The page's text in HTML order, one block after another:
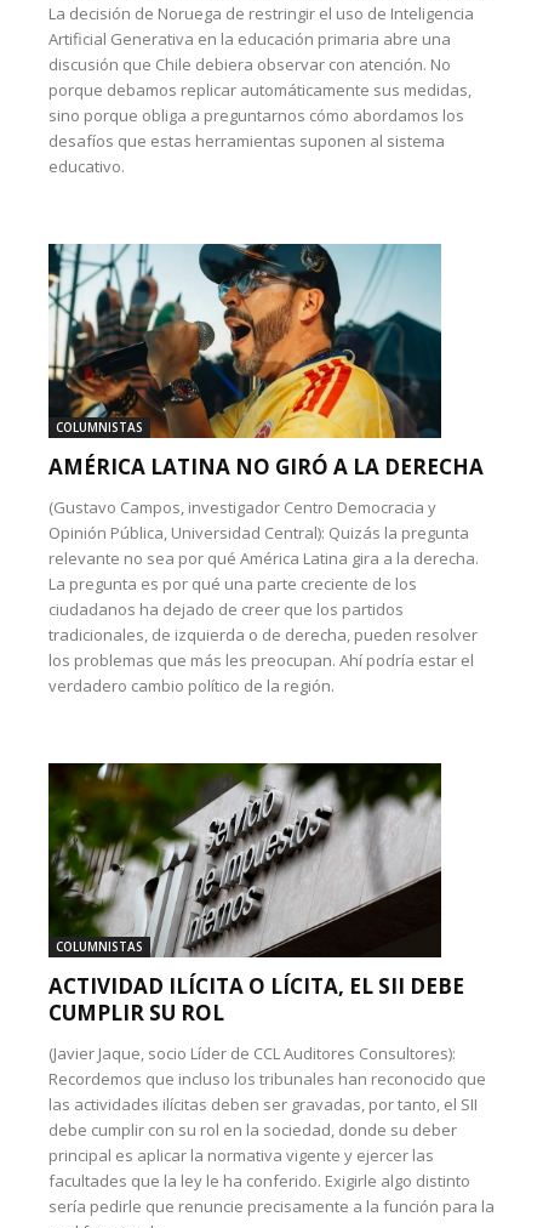
La decisión de Noruega de restringir el uso de Inteligencia
Artificial Generativa en la educación primaria abre una
discusión que Chile debiera observar con atención. No
porque debamos replicar automáticamente sus medidas,
sino porque obliga a preguntarnos cómo abordamos los
desafíos que estas herramientas suponen al sistema
educativo.
COLUMNISTAS
AMÉRICA LATINA NO GIRÓ A LA DERECHA
(Gustavo Campos, investigador Centro Democracia y
Opinión Pública, Universidad Central): Quizás la pregunta
relevante no sea por qué América Latina gira a la derecha.
La pregunta es por qué una parte creciente de los
ciudadanos ha dejado de creer que los partidos
tradicionales, de izquierda o de derecha, pueden resolver
los problemas que más les preocupan. Ahí podría estar el
verdadero cambio político de la región.
COLUMNISTAS
ACTIVIDAD ILÍCITA O LÍCITA, EL SII DEBE
CUMPLIR SU ROL
(Javier Jaque, socio Líder de CCL Auditores Consultores):
Recordemos que incluso los tribunales han reconocido que
las actividades ilícitas deben ser gravadas, por tanto, el SII
debe cumplir con su rol en la sociedad, donde su deber
principal es aplicar la normativa vigente y ejercer las
facultades que la ley le ha conferido. Exigirle algo distinto
sería pedirle que renuncie precisamente a la función para la